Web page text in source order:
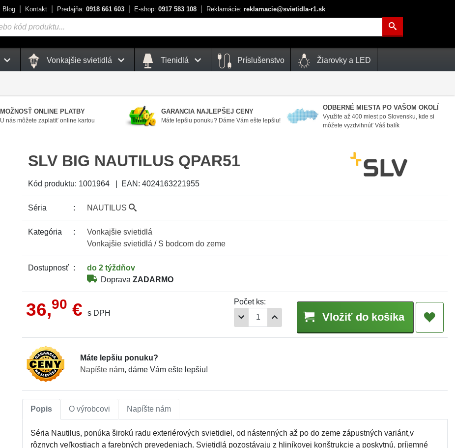
Blog Kontakt Predajňa: 0918 661 603 E-shop: 0917 583 108 Reklamácie: reklamacie@svietidla-r1.sk
Vonkajšie svietidlá Tienidlá Príslušenstvo Žiarovky a LED
MOŽNOSŤ ONLINE PLATBY
U nás môžete zaplatiť online kartou
GARANCIA NAJLEPŠEJ CENY
Máte lepšiu ponuku? Dáme Vám ešte lepšiu!
ODBERNÉ MIESTA PO VAŠOM OKOLÍ
Využite až 400 miest po Slovensku, kde si
môžete vyzdvihnúť Váš balík
SLV BIG NAUTILUS QPAR51
Kód produktu: 1001964 EAN: 4024163221955
Séria NAUTILUS
Kategória Vonkajšie svietidlá
Vonkajšie svietidlá / S bodcom do zeme
Dostupnosť
do 2 týždňov
Doprava ZADARMO
36,90 € s DPH
Počet ks:
Vložiť do košíka
Máte lepšiu ponuku?
Napíšte nám, dáme Vám ešte lepšiu!
Popis O výrobcovi Napíšte nám
Séria Nautilus, ponúka širokú radu exteriérových svietidiel, od nástenných až po do zeme zápustných variánt,v
rôznych veľkostiach a farebných prevedeniach. Svietidlá pozostávaju z hliníkovej konštrukcie a poskytnú, príjemné